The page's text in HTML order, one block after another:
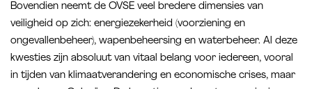
Bovendien neemt de OVSE veel bredere dimensies van
veiligheid op zich: energiezekerheid (voorziening en
ongevallenbeheer), wapenbeheersing en waterbeheer. Al deze
kwesties zijn absoluut van vitaal belang voor iedereen, vooral
in tijden van klimaatverandering en economische crises, maar